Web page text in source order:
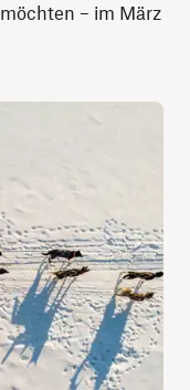
– im März